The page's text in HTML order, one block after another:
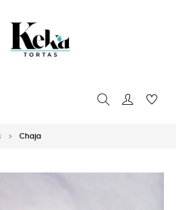
Chaja